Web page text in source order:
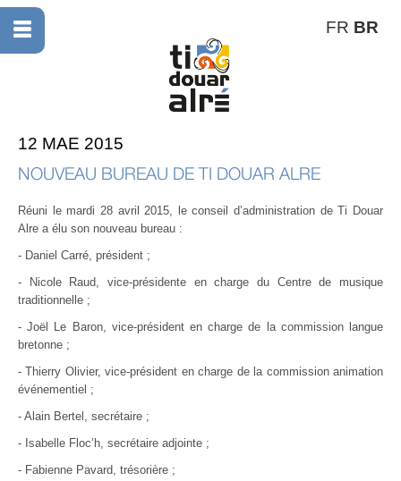
FR BR
12 MAE 2015
NOUVEAU BUREAU DE TI DOUAR ALRE
Réuni le mardi 28 avril 2015, le conseil d’administration de Ti Douar
Alre a élu son nouveau bureau :
- Daniel Carré, président ;
- Nicole Raud, vice-présidente en charge du Centre de musique
traditionnelle ;
- Joël Le Baron, vice-président en charge de la commission langue
bretonne ;
- Thierry Olivier, vice-président en charge de la commission animation
événementiel ;
- Alain Bertel, secrétaire ;
- Isabelle Floc’h, secrétaire adjointe ;
- Fabienne Pavard, trésorière ;